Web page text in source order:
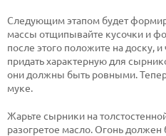
Следующим этапом будет
массы отщипывайте кусочки и
после этого положите на доску,
придать характерную для
они должны быть ровными.
муке.
Жарьте сырники на
разогретое масло. Огонь